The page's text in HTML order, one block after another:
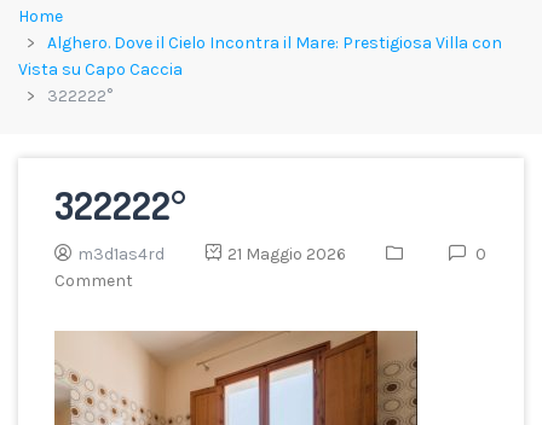
Home
Alghero. Dove il Cielo Incontra il Mare: Prestigiosa Villa con
Vista su Capo Caccia
322222°
322222°
m3d1as4rd 21 Maggio 2026
0
Comment